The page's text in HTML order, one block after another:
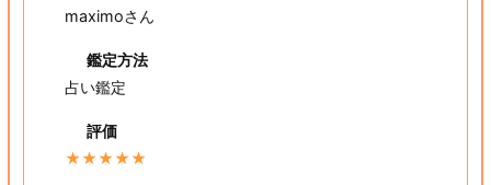
maximoさん
鑑定方法
占い鑑定
評価
★★★★★